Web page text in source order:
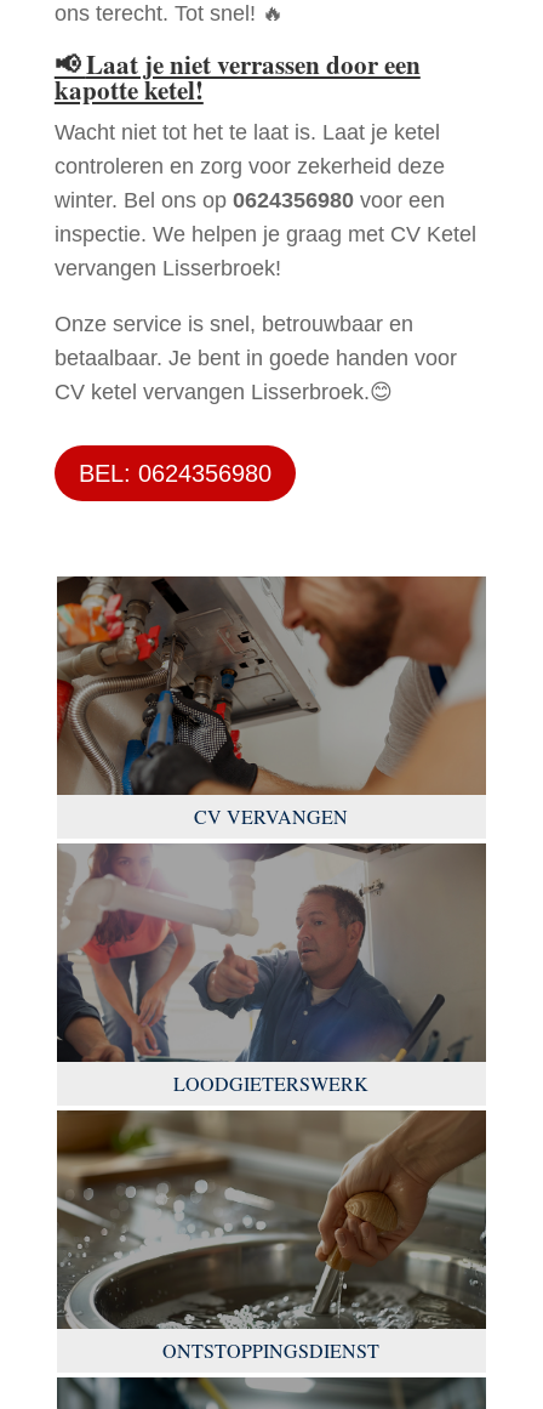
ons terecht. Tot snel! 🔥
📢Laat je niet verrassen door een
kapotte ketel!
Wacht niet tot het te laat is. Laat je ketel
controleren en zorg voor zekerheid deze
winter. Bel ons op 0624356980voor een
inspectie. We helpen je graag met CV Ketel
vervangen Lisserbroek!
Onze service is snel, betrouwbaar en
betaalbaar. Je bent in goede handen voor
CV ketel vervangen Lisserbroek.😊
BEL: 0624356980
CV VERVANGEN
LOODGIETERSWERK
ONTSTOPPINGSDIENST